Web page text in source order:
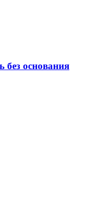
основания